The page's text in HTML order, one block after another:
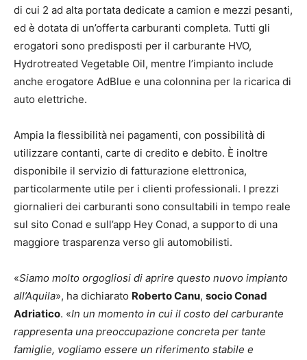
di cui 2 ad alta portata dedicate a camion e mezzi pesanti,
ed è dotata di un’offerta carburanti completa. Tutti gli
erogatori sono predisposti per il carburante HVO,
Hydrotreated Vegetable Oil, mentre l’impianto include
anche erogatore AdBlue e una colonnina per la ricarica di
auto elettriche.
Ampia la flessibilità nei pagamenti, con possibilità di
utilizzare contanti, carte di credito e debito. È inoltre
disponibile il servizio di fatturazione elettronica,
particolarmente utile per i clienti professionali. I prezzi
giornalieri dei carburanti sono consultabili in tempo reale
sul sito Conad e sull’app Hey Conad, a supporto di una
maggiore trasparenza verso gli automobilisti.
«Siamo molto orgogliosi di aprire questo nuovo impianto
all’Aquila», ha dichiarato Roberto Canu, socio Conad
Adriatico. «In un momento in cui il costo del carburante
rappresenta una preoccupazione concreta per tante
famiglie, vogliamo essere un riferimento stabile e